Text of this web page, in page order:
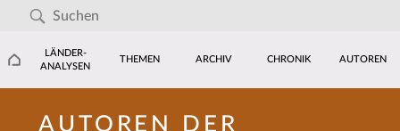
LÄNDER-
ANALYSEN
THEMEN ARCHIV CHRONIK AUTOREN
AUTOREN DER